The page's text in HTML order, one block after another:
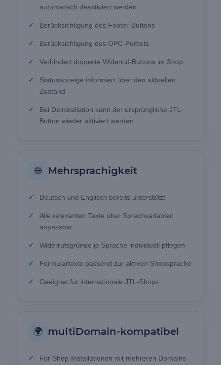
automatisch deaktiviert werden
Berücksichtigung des Footer-Buttons
Berücksichtigung des OPC-Portlets
Verhindert doppelte Widerruf-Buttons im Shop
Statusanzeige informiert über den aktuellen
Zustand
Bei Deinstallation kann der ursprüngliche JTL-
Button wieder aktiviert werden
🌐 Mehrsprachigkeit
Deutsch und Englisch bereits unterstützt
Alle relevanten Texte über Sprachvariablen
anpassbar
Widerrufsgründe je Sprache individuell pflegen
Formulartexte passend zur aktiven Shopsprache
Geeignet für internationale JTL-Shops
🌍 multiDomain-kompatibel
Für Shop-Installationen mit mehreren Domains